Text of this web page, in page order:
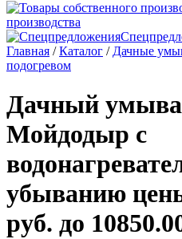
производства
Главная /Каталог / Дачные
подогревом
Дачный
Мойдодыр с
убыванию
руб. до